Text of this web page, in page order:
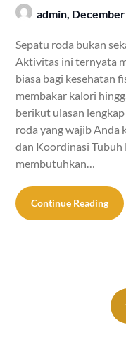
admin,
Sepatu roda bukan
Aktivitas ini ternyata
biasa bagi kesehatan
membakar kalori
berikut ulasan
roda yang wajib Anda
dan Koordinasi Tubuh
membutuhkan…
Continue Reading